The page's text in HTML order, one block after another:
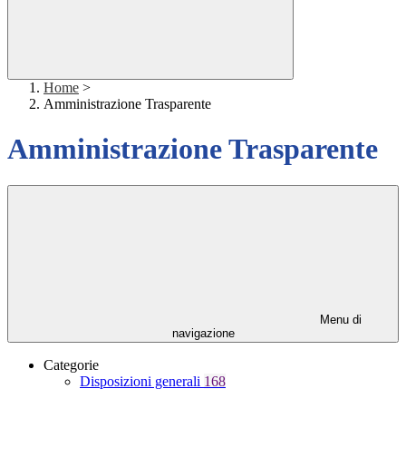
Home >
Amministrazione Trasparente
Amministrazione Trasparente
Menu di
navigazione
Categorie
Disposizioni generali 168